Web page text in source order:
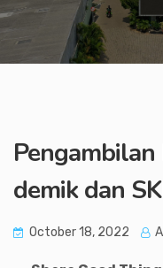
Pengambilan
demik dan
October 18, 2022